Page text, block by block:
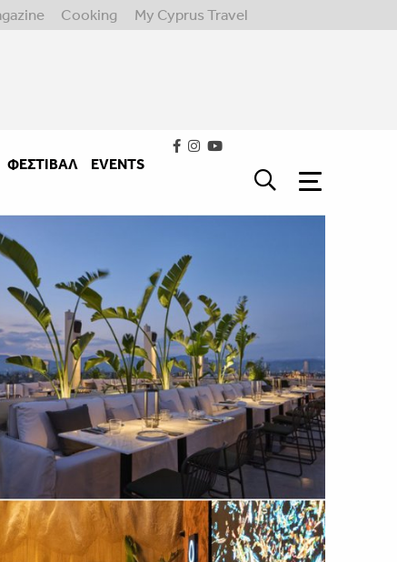
Cooking My Cyprus Travel
ΦΕΣΤΙΒΑΛ
EVENTS